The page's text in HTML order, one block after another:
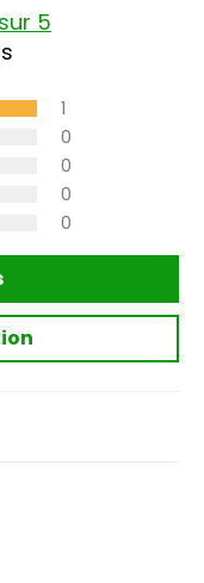
5
1
0
0
0
0